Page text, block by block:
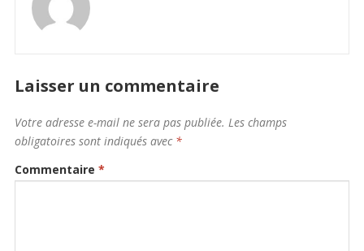
Laisser un commentaire
Votre adresse e-mail ne sera pas publiée. Les champs
obligatoires sont indiqués avec *
Commentaire *